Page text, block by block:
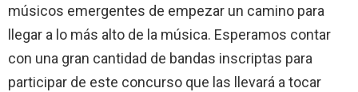
músicos emergentes de empezar un camino para
llegar a lo más alto de la música. Esperamos contar
con una gran cantidad de bandas inscriptas para
participar de este concurso que las llevará a tocar